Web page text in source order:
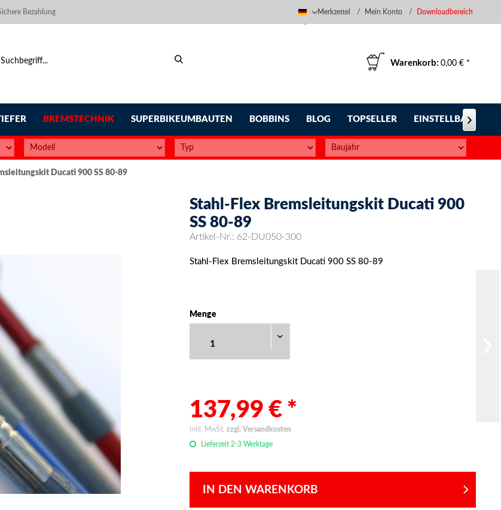
Bezahlung
Deutsch
Merkzettel Mein Konto Downloadbereich
Warenkorb: 0,00 € *
BREMSTECHNIK SUPERBIKEUMBAUTEN BOBBINS BLOG TOPSELLER EINSTELLBARE

Ducati 900 SS 80-89
Stahl-Flex Bremsleitungskit Ducati 900
SS 80-89
Artikel-Nr.: 62-DU050-300
Stahl-Flex Bremsleitungskit Ducati 900 SS 80-89
Menge
137,99 € *
inkl. MwSt.zzgl. Versandkosten
Lieferzeit 2-3 Werktage
IN DEN WARENKORB